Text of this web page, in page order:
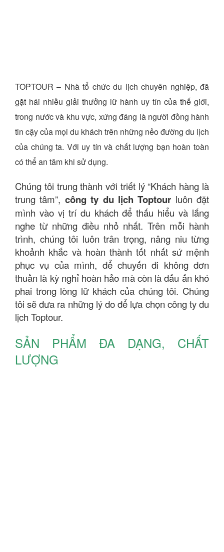
TOPTOUR – Nhà tổ chức du lịch chuyên nghiệp, đã
gặt hái nhiều giải thưởng lữ hành uy tín của thế giới,
trong nước và khu vực, xứng đáng là người đồng hành
tin cậy của mọi du khách trên những nẻo đường du lịch
của chúng ta. Với uy tín và chất lượng bạn hoàn toàn
có thể an tâm khi sử dụng.
Chúng tôi trung thành với triết lý “Khách hàng là
trung tâm”, công ty du lịch Toptour luôn đặt
mình vào vị trí du khách để thấu hiểu và lắng
nghe từ những điều nhỏ nhất. Trên mỗi hành
trình, chúng tôi luôn trân trọng, nâng niu từng
khoảnh khắc và hoàn thành tốt nhất sứ mệnh
phục vụ của mình, để chuyến đi không đơn
thuần là kỳ nghỉ hoàn hảo mà còn là dấu ấn khó
phai trong lòng lữ khách của chúng tôi. Chúng
tôi sẽ đưa ra những lý do để lựa chọn công ty du
lịch Toptour.
SẢN PHẨM ĐA DẠNG, CHẤT
LƯỢNG